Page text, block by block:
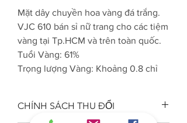
Mặt dây chuyền hoa vàng đá trắng.
VJC 610 bán sỉ nữ trang cho các tiệm
vàng tại Tp.HCM và trên toàn quốc.
Tuổi Vàng: 61%
Trọng lượng Vàng: Khoảng 0.8 chỉ
CHÍNH SÁCH THU ĐỔI